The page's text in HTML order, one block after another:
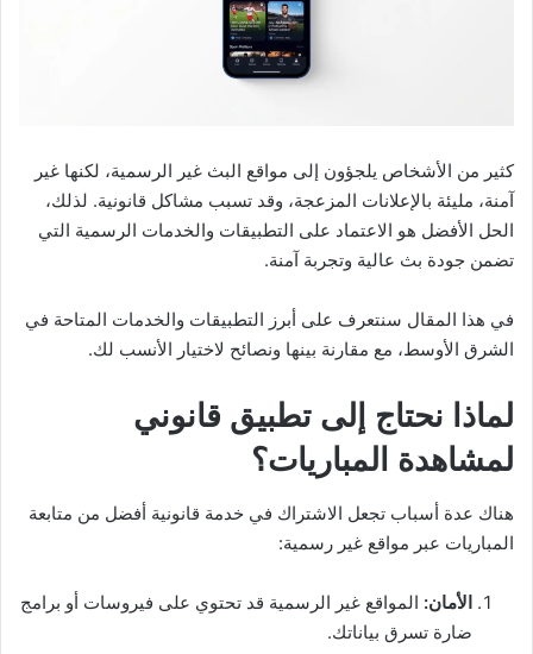
كثير من الأشخاص يلجؤون إلى مواقع البث غير الرسمية، لكنها غير
آمنة، مليئة بالإعلانات المزعجة، وقد تسبب مشاكل قانونية. لذلك،
الحل الأفضل هو الاعتماد على التطبيقات والخدمات الرسمية التي
تضمن جودة بث عالية وتجربة آمنة.
في هذا المقال سنتعرف على أبرز التطبيقات والخدمات المتاحة في
الشرق الأوسط، مع مقارنة بينها ونصائح لاختيار الأنسب لك.
لماذا نحتاج إلى تطبيق قانوني
لمشاهدة المباريات؟
هناك عدة أسباب تجعل الاشتراك في خدمة قانونية أفضل من متابعة
المباريات عبر مواقع غير رسمية:
الأمان: المواقع غير الرسمية قد تحتوي على فيروسات أو برامج
ضارة تسرق بياناتك.